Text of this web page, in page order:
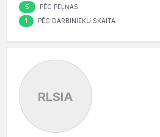
5 PĒC PEĻŅAS
1 PĒC DARBINIEKU SKAITA
RLSIA